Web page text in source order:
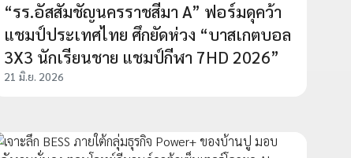
“รร.อัสสัมชัญนครราชสีมา A” ฟอร์มดุคว้า
แชมป์ประเทศไทย ศึกยัดห่วง “บาสเกตบอล
3X3 นักเรียนชาย แชมป์กีฬา 7HD 2026”
21 มิ.ย. 2026